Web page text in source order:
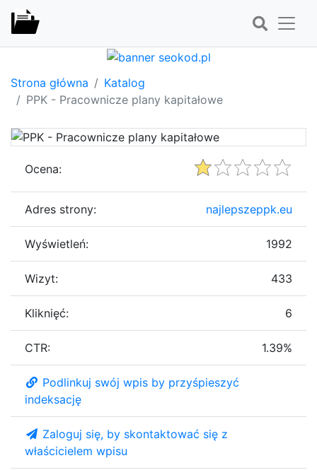
Strona główna
Katalog
PPK - Pracownicze plany kapitałowe
Ocena:
Adres strony: najlepszeppk.eu
Wyświetleń: 1992
Wizyt: 433
Kliknięć: 6
CTR: 1.39%
Podlinkuj swój wpis by przyśpieszyć
indeksację
Zaloguj się, by skontaktować się z
właścicielem wpisu